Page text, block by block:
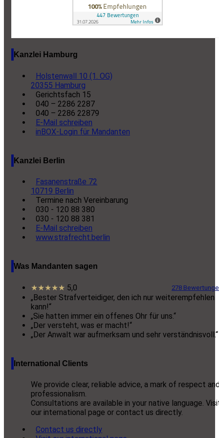
Kanzlei Hamburg
Holstenwall 10 (1. OG)
20355 Hamburg
Gerichtsfach 15
040 – 2286 2287
040 – 2286 22879
E-Mail schreiben
inBOX-Login für Mandanten
Kanzlei Berlin
Fasanenstraße 72
10719 Berlin
Termine nach Vereinbarung
030 - 120 88 380
030 - 120 88 381
E-Mail schreiben
www.strafrecht.berlin
Was Mandanten sagen
★★★★★ 5,0 278
„Bester Strafverteidiger, den ich nur weiterempfehlen
kann!“
„Sie hatten immer ein offenes Ohr für uns.“
„Der versteht, was er macht!“
„Der Anwalt war aufmerksam und sehr verständnisvoll.“
International Clients
We provide clear, reliable advice, a mark of respect
professionalism.
Consultations are available in your native language.
our international page or contact us directly.
Contact us directly